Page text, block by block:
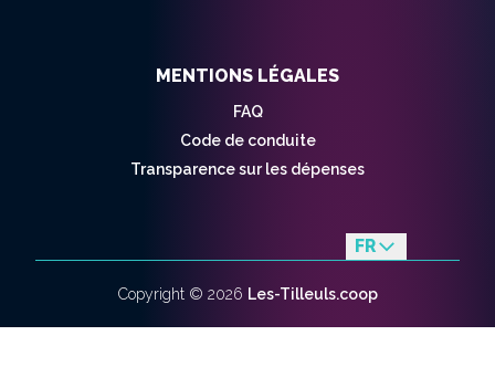
MENTIONS LÉGALES
FAQ
Code de conduite
Transparence sur les dépenses
FR
en
Copyright © 2026 Les-Tilleuls.coop